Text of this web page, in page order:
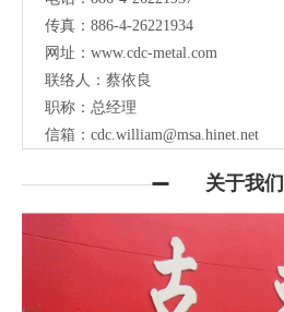
传真：886-4-26221934
网址： www.cdc-metal.com
联络人：蔡依良
职称：总经理
信箱： cdc.william@msa.hinet.net
关于我们